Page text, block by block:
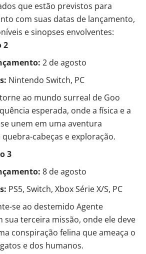
que estão previstos para
com suas datas de lançamento,
e sinopses envolventes:
2
2 de agosto
Nintendo Switch, PC
ao mundo surreal de Goo
esperada, onde a física e a
unem em uma aventura
cabeças e exploração.
3
8 de agosto
PS5, Switch, Xbox Série X/S, PC
se ao destemido Agente
sua terceira missão, onde ele deve
conspiração felina que ameaça o
e dos humanos.